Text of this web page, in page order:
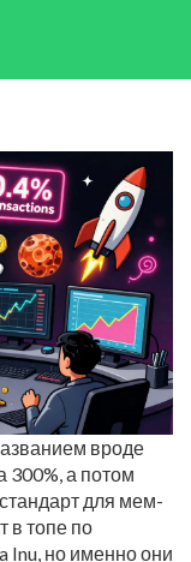
вроде
300%, а потом
для мем-
в топе по
Inu, но именно они